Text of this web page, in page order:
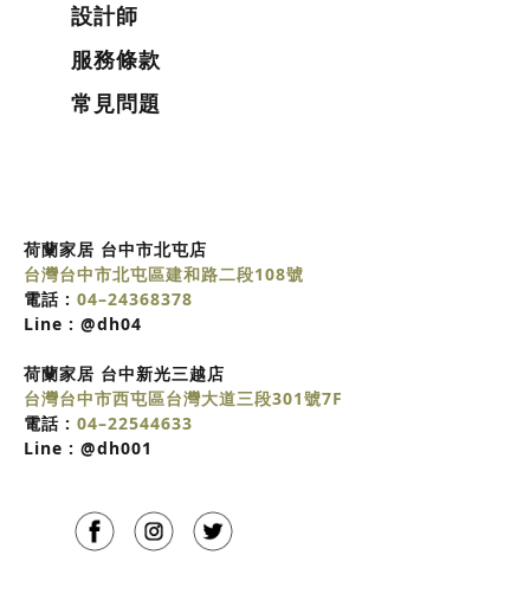
設計師
服務條款
常見問題
荷蘭家居 台中市北屯店
台灣台中市北屯區建和路二段108號
電話 : 04–24368378
Line : @dh04
荷蘭家居 台中新光三越店
台灣台中市西屯區台灣大道三段301號7F
電話 : 04–22544633
Line : @dh001